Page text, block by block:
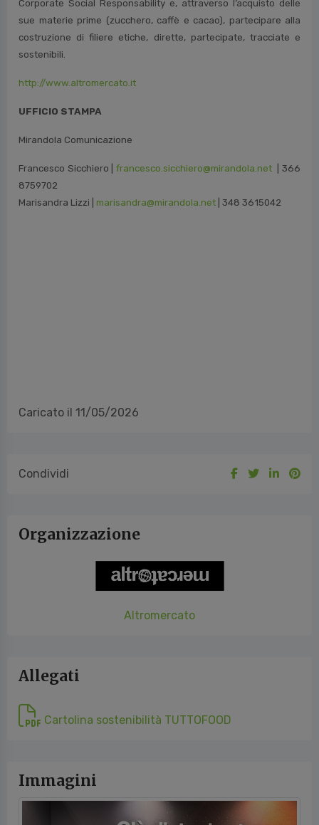
Corporate Social Responsability e, attraverso l’acquisto delle
sue materie prime (zucchero, caffè e cacao), partecipare alla
costruzione di filiere etiche, dirette, partecipate, tracciate e
sostenibili.
http://www.altromercato.it
UFFICIO STAMPA
Mirandola Comunicazione
Francesco Sicchiero | francesco.sicchiero@mirandola.net
| 366
8759702
Marisandra Lizzi | marisandra@mirandola.net | 348 3615042
Caricato il 11/05/2026
Condividi
Organizzazione
Altromercato
Allegati
Cartolina sostenibilità TUTTOFOOD
Immagini